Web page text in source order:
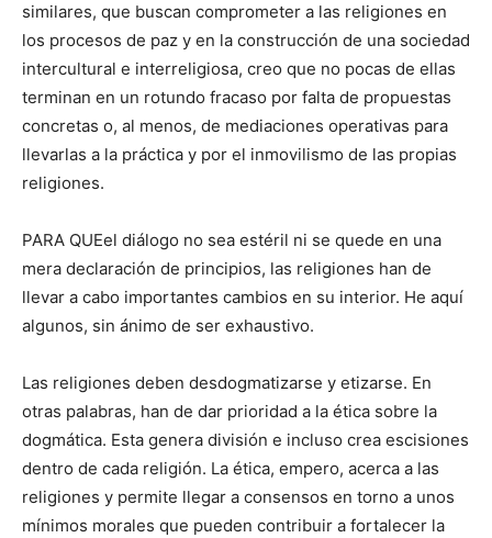
similares, que buscan comprometer a las religiones en
los procesos de paz y en la construcción de una sociedad
intercultural e interreligiosa, creo que no pocas de ellas
terminan en un rotundo fracaso por falta de propuestas
concretas o, al menos, de mediaciones operativas para
llevarlas a la práctica y por el inmovilismo de las propias
religiones.
PARA QUEel diálogo no sea estéril ni se quede en una
mera declaración de principios, las religiones han de
llevar a cabo importantes cambios en su interior. He aquí
algunos, sin ánimo de ser exhaustivo.
Las religiones deben desdogmatizarse y etizarse. En
otras palabras, han de dar prioridad a la ética sobre la
dogmática. Esta genera división e incluso crea escisiones
dentro de cada religión. La ética, empero, acerca a las
religiones y permite llegar a consensos en torno a unos
mínimos morales que pueden contribuir a fortalecer la